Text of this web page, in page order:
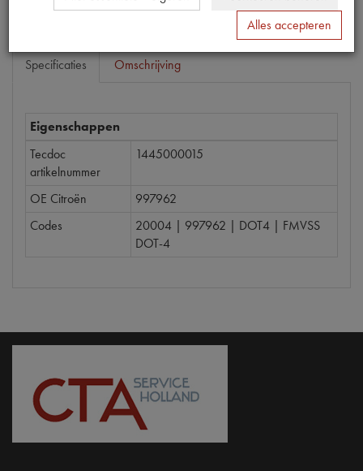
Specificaties Omschrijving
Eigenschappen
Tecdoc
artikelnummer
1445000015
OE Citroën
997962
Codes
20004 | 997962 | DOT4 | FMVSS
DOT-4
Alles accepteren